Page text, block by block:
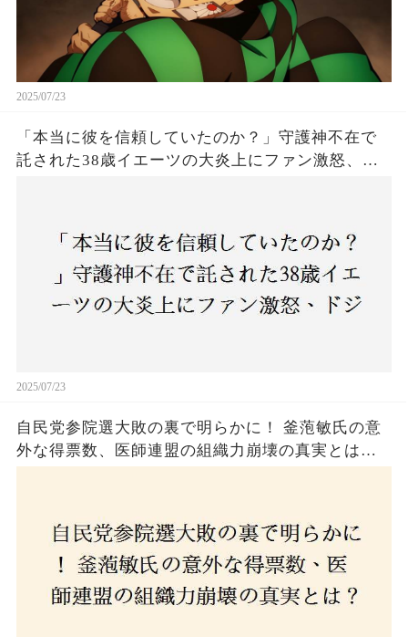
2025/07/23
「本当に彼を信頼していたのか？」守護神不在で
託された38歳イエーツの大炎上にファン激怒、ド
2025/07/23
自民党参院選大敗の裏で明らかに！ 釜萢敏氏の意
外な得票数、医師連盟の組織力崩壊の真実とは？